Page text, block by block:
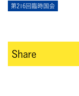
第216回臨時国会
Share